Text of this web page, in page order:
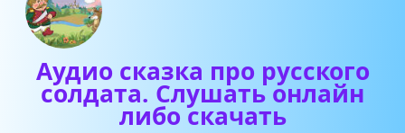
Аудио сказка про русского
солдата. Слушать онлайн
либо скачать